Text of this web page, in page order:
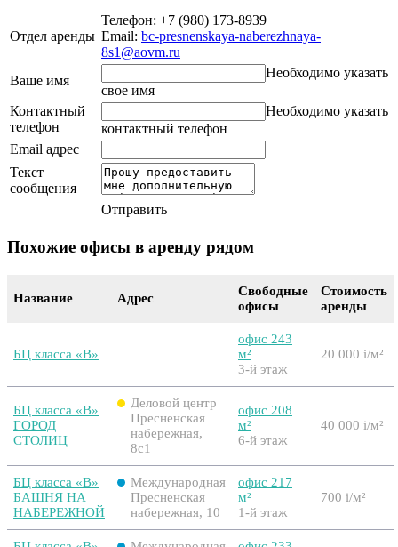
Отдел аренды
Телефон: +7 (980) 173-8939
Email: bc-presnenskaya-naberezhnaya-
8s1@aovm.ru
Ваше имя
Необходимо указать
свое имя
Контактный
телефон
Необходимо указать
контактный телефон
Email адрес
Текст
сообщения
Отправить
Похожие офисы в аренду рядом
Название Адрес
Свободные
офисы
Стоимость
аренды
БЦ класса «B»
офис 243
м²
3-й этаж
20 000 i/м²
БЦ класса «B»
ГОРОД
СТОЛИЦ
Деловой центр
Пресненская
набережная,
8с1
офис 208
м²
6-й этаж
40 000 i/м²
БЦ класса «B»
БАШНЯ НА
НАБЕРЕЖНОЙ
Международная
Пресненская
набережная, 10
офис 217
м²
1-й этаж
700 i/м²